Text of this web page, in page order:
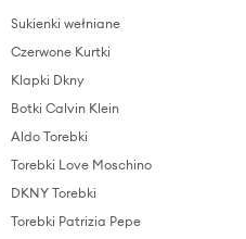
Sukienki wełniane
Czerwone Kurtki
Klapki Dkny
Botki Calvin Klein
Aldo Torebki
Torebki Love Moschino
DKNY Torebki
Torebki Patrizia Pepe